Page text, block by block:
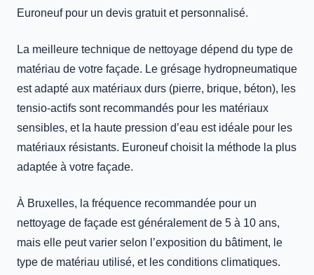
Euroneuf pour un devis gratuit et personnalisé.
La meilleure technique de nettoyage dépend du type de
matériau de votre façade. Le grésage hydropneumatique
est adapté aux matériaux durs (pierre, brique, béton), les
tensio-actifs sont recommandés pour les matériaux
sensibles, et la haute pression d’eau est idéale pour les
matériaux résistants. Euroneuf choisit la méthode la plus
adaptée à votre façade.
À Bruxelles, la fréquence recommandée pour un
nettoyage de façade est généralement de 5 à 10 ans,
mais elle peut varier selon l’exposition du bâtiment, le
type de matériau utilisé, et les conditions climatiques.